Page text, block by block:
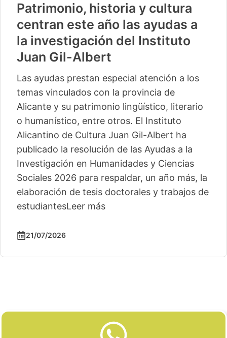
Patrimonio, historia y cultura
centran este año las ayudas a
la investigación del Instituto
Juan Gil-Albert
Las ayudas prestan especial atención a los
temas vinculados con la provincia de
Alicante y su patrimonio lingüístico, literario
o humanístico, entre otros. El Instituto
Alicantino de Cultura Juan Gil-Albert ha
publicado la resolución de las Ayudas a la
Investigación en Humanidades y Ciencias
Sociales 2026 para respaldar, un año más, la
elaboración de tesis doctorales y trabajos de
estudiantesLeer más
21/07/2026